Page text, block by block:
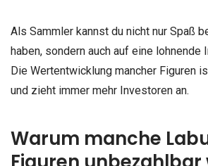
Als Sammler kannst du nicht nur Spaß
haben, sondern auch auf eine
Die Wertentwicklung mancher Figuren
und zieht immer mehr Investoren an.
Warum manche